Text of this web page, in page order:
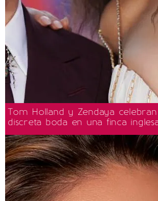
Tom Holland y Zendaya
discreta boda en una finca